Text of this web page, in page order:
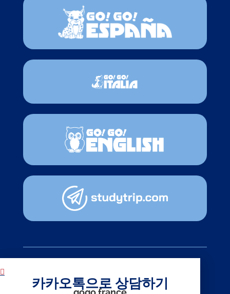
뉴스레터
카카오톡으로 상담하기